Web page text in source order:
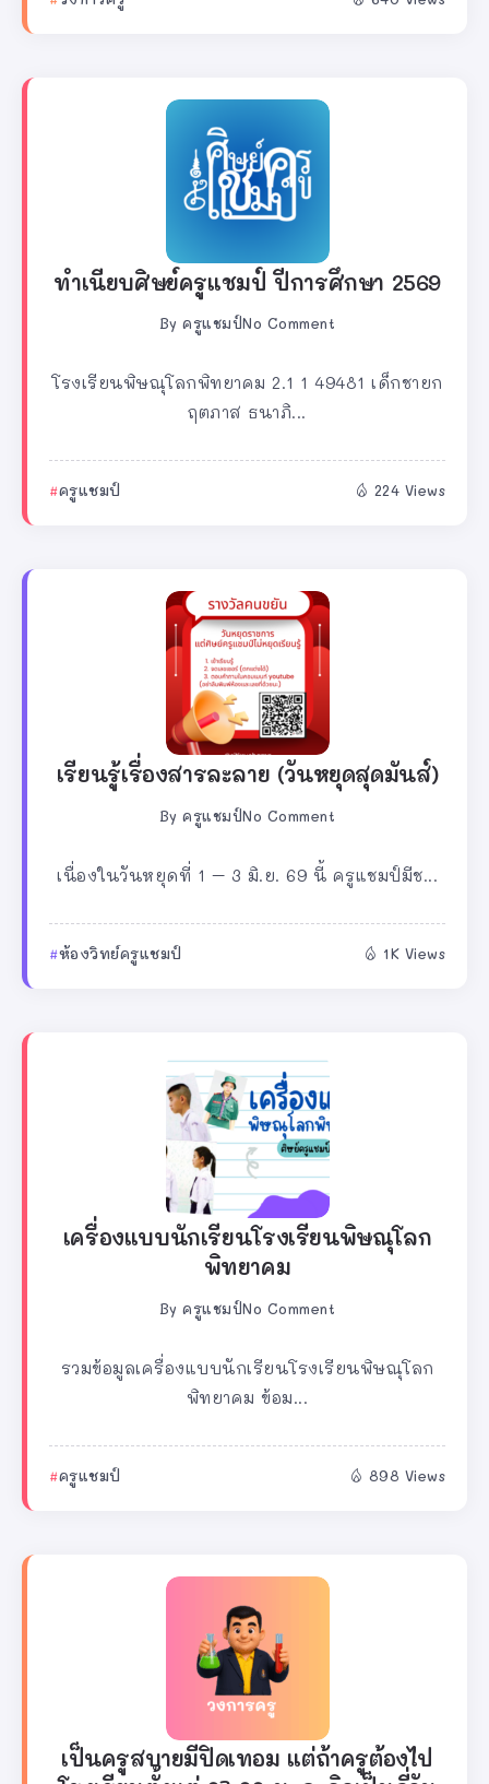
ทำเนียบศิษย์ครูแชมป์ ปีการศึกษา 2569
By ครูแชมป์No Comment
โรงเรียนพิษณุโลกพิทยาคม 2.1 1 49481 เด็กชายก
ฤตภาส ธนาภิ...
ครูแชมป์ 224 Views
เรียนรู้เรื่องสารละลาย (วันหยุดสุดมันส์)
By ครูแชมป์No Comment
เนื่องในวันหยุดที่ 1 – 3 มิ.ย. 69 นี้ ครูแชมป์มีช...
ห้องวิทย์ครูแชมป์ 1K Views
เครื่องแบบนักเรียนโรงเรียนพิษณุโลก
พิทยาคม
By ครูแชมป์No Comment
รวมข้อมูลเครื่องแบบนักเรียนโรงเรียนพิษณุโลก
พิทยาคม ข้อม...
ครูแชมป์ 898 Views
เป็นครูสบายมีปิดเทอม แต่ถ้าครูต้องไป